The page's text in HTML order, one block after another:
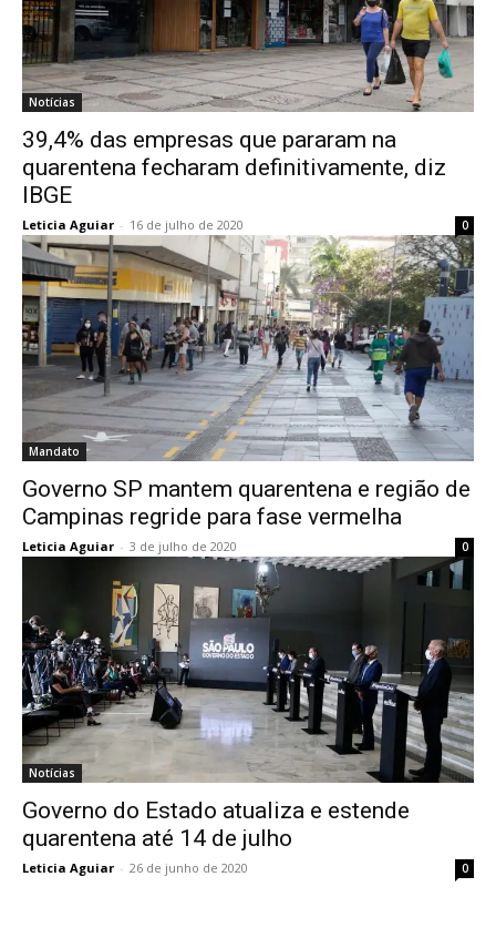
Notícias
39,4% das empresas que pararam na
quarentena fecharam definitivamente, diz
IBGE
Leticia Aguiar - 16 de julho de 2020 0
Mandato
Governo SP mantem quarentena e região de
Campinas regride para fase vermelha
Leticia Aguiar - 3 de julho de 2020 0
Notícias
Governo do Estado atualiza e estende
quarentena até 14 de julho
Leticia Aguiar - 26 de junho de 2020 0